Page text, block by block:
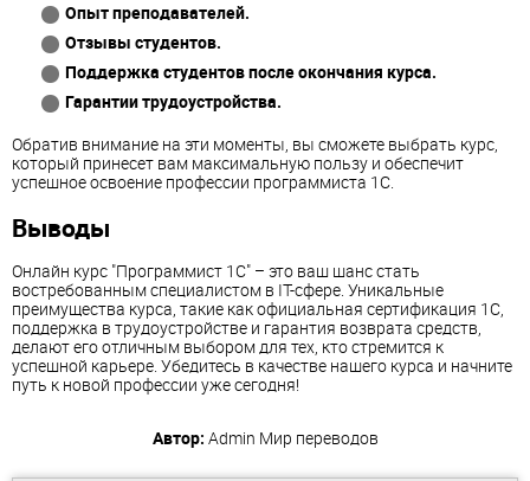
Опыт преподавателей.
Отзывы студентов.
Поддержка студентов после окончания курса.
Гарантии трудоустройства.
Обратив внимание на эти моменты, вы сможете выбрать курс,
который принесет вам максимальную пользу и обеспечит
успешное освоение профессии программиста 1С.
Выводы
Онлайн курс "Программист 1С" – это ваш шанс стать
востребованным специалистом в IT-сфере. Уникальные
преимущества курса, такие как официальная сертификация 1С,
поддержка в трудоустройстве и гарантия возврата средств,
делают его отличным выбором для тех, кто стремится к
успешной карьере. Убедитесь в качестве нашего курса и начните
путь к новой профессии уже сегодня!
Автор: Admin Мир переводов